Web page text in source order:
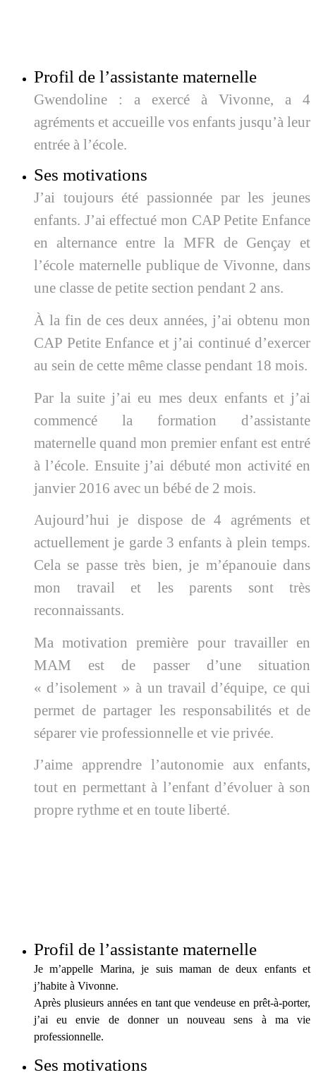
Profil de l’assistante maternelle
Gwendoline : a exercé à Vivonne, a 4
agréments et accueille vos enfants jusqu’à leur
entrée à l’école.
Ses motivations
J’ai toujours été passionnée par les jeunes
enfants. J’ai effectué mon CAP Petite Enfance
en alternance entre la MFR de Gençay et
l’école maternelle publique de Vivonne, dans
une classe de petite section pendant 2 ans.
À la fin de ces deux années, j’ai obtenu mon
CAP Petite Enfance et j’ai continué d’exercer
au sein de cette même classe pendant 18 mois.
Par la suite j’ai eu mes deux enfants et j’ai
commencé la formation d’assistante
maternelle quand mon premier enfant est entré
à l’école. Ensuite j’ai débuté mon activité en
janvier 2016 avec un bébé de 2 mois.
Aujourd’hui je dispose de 4 agréments et
actuellement je garde 3 enfants à plein temps.
Cela se passe très bien, je m’épanouie dans
mon travail et les parents sont très
reconnaissants.
Ma motivation première pour travailler en
MAM est de passer d’une situation
« d’isolement » à un travail d’équipe, ce qui
permet de partager les responsabilités et de
séparer vie professionnelle et vie privée.
J’aime apprendre l’autonomie aux enfants,
tout en permettant à l’enfant d’évoluer à son
propre rythme et en toute liberté.
Profil de l’assistante maternelle
Je m’appelle Marina, je suis maman de deux enfants et
j’habite à Vivonne.
Après plusieurs années en tant que vendeuse en prêt-à-porter,
j’ai eu envie de donner un nouveau sens à ma vie
professionnelle.
Ses motivations